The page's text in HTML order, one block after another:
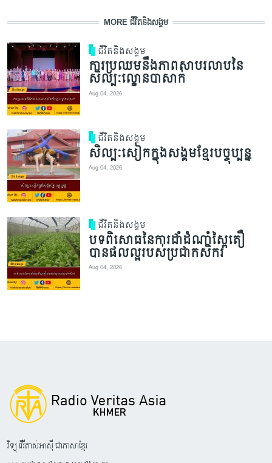
MORE ជីវិតនិងសង្គម
ជីវិតនិងសង្គម
ការប្រឈមនឹងភាពសាបរលាបនៃ
សិល្បៈល្ខោនបាសាក់
Aug 04, 2026
ជីវិតនិងសង្គម
សិល្បៈសៀកក្នុងសង្គមខ្មែរបច្ចុប្បន្ន
Aug 04, 2026
ជីវិតនិងសង្គម
បទពិសោធនៃការដាំដំណាំស្ពៃតឿ
បានផលល្អរបស់ប្រជាកសិករ
Aug 04, 2026
វិទ្យុ វើរីតាស់អាស៊ី ជាភាសាខ្មែរ